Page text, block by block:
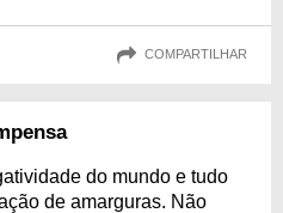
COMPARTILHAR
do mundo e tudo
de amarguras. Não